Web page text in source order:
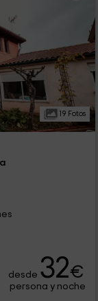
19 Fotos
desde 32€
persona y noche